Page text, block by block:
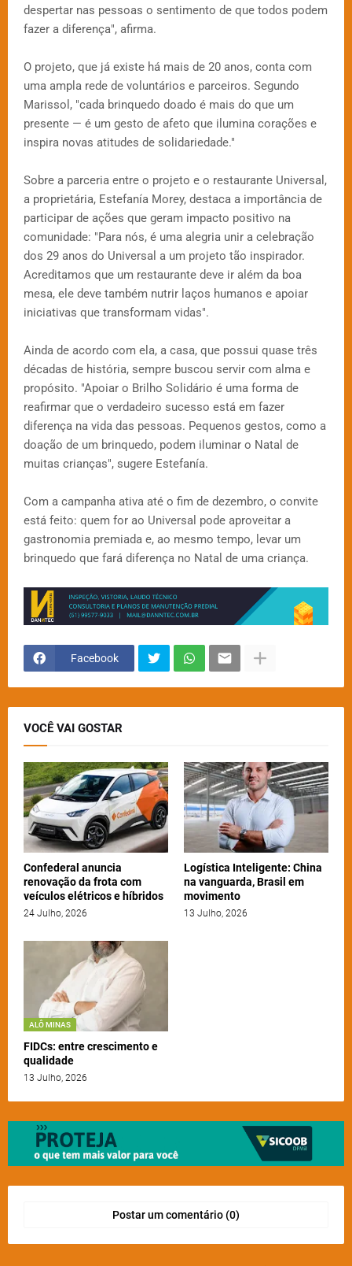
despertar nas pessoas o sentimento de que todos podem
fazer a diferença", afirma.
O projeto, que já existe há mais de 20 anos, conta com
uma ampla rede de voluntários e parceiros. Segundo
Marissol, "cada brinquedo doado é mais do que um
presente — é um gesto de afeto que ilumina corações e
inspira novas atitudes de solidariedade."
Sobre a parceria entre o projeto e o restaurante Universal,
a proprietária, Estefanía Morey, destaca a importância de
participar de ações que geram impacto positivo na
comunidade: "Para nós, é uma alegria unir a celebração
dos 29 anos do Universal a um projeto tão inspirador.
Acreditamos que um restaurante deve ir além da boa
mesa, ele deve também nutrir laços humanos e apoiar
iniciativas que transformam vidas".
Ainda de acordo com ela, a casa, que possui quase três
décadas de história, sempre buscou servir com alma e
propósito. "Apoiar o Brilho Solidário é uma forma de
reafirmar que o verdadeiro sucesso está em fazer
diferença na vida das pessoas. Pequenos gestos, como a
doação de um brinquedo, podem iluminar o Natal de
muitas crianças", sugere Estefanía.
Com a campanha ativa até o fim de dezembro, o convite
está feito: quem for ao Universal pode aproveitar a
gastronomia premiada e, ao mesmo tempo, levar um
brinquedo que fará diferença no Natal de uma criança.
Facebook
VOCÊ VAI GOSTAR
Confederal anuncia
renovação da frota com
veículos elétricos e híbridos
24 Julho, 2026
Logística Inteligente: China
na vanguarda, Brasil em
movimento
13 Julho, 2026
ALÔ MINAS
FIDCs: entre crescimento e
qualidade
13 Julho, 2026
Postar um comentário (0)